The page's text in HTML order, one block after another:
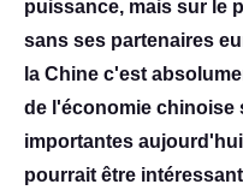
puissance, mais sur le
sans ses partenaires
la Chine c'est
de l'économie chinoise
importantes
pourrait être